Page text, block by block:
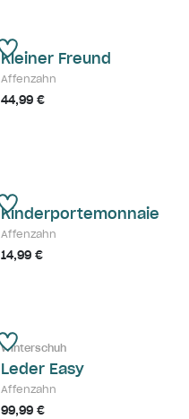
Kleiner Freund
Affenzahn
44,99 €
Kinderportemonnaie
Affenzahn
14,99 €
Winterschuh
Leder Easy
Affenzahn
99,99 €